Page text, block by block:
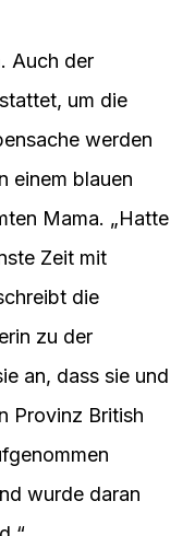
Auch der
um die
werden
einem blauen
Mama. „Hatte
Zeit mit
die
zu der
an, dass sie und
Provinz British
wurde daran